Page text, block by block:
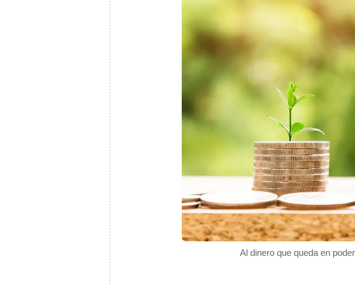
Al dinero que queda en